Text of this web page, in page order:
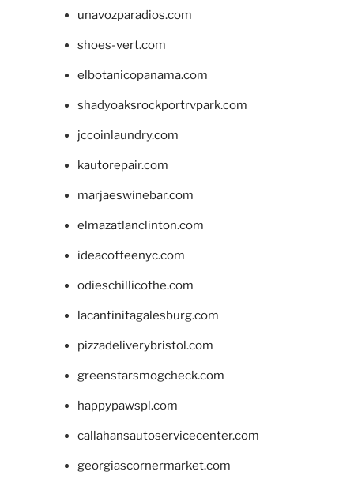
unavozparadios.com
shoes-vert.com
elbotanicopanama.com
shadyoaksrockportrvpark.com
jccoinlaundry.com
kautorepair.com
marjaeswinebar.com
elmazatlanclinton.com
ideacoffeenyc.com
odieschillicothe.com
lacantinitagalesburg.com
pizzadeliverybristol.com
greenstarsmogcheck.com
happypawspl.com
callahansautoservicecenter.com
georgiascornermarket.com